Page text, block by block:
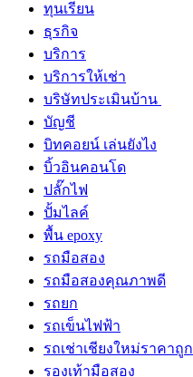
ทุนเรียน
ธุรกิจ
บริการ
บริการให้เช่า
บริษัทประเมินบ้าน
บัญชี
บิทคอยน์ เล่นยังไง
บิ้วอินคอนโด
ปลั๊กไฟ
ปั้มไลค์
พื้น epoxy
รถมือสอง
รถมือสองคุณภาพดี
รถยก
รถเข็นไฟฟ้า
รถเช่าเชียงใหม่ราคาถูก
รองเท้ามือสอง